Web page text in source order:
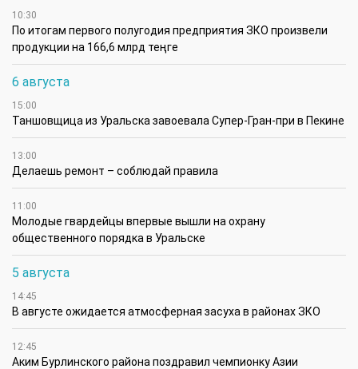
10:30
По итогам первого полугодия предприятия ЗКО произвели
продукции на 166,6 млрд теңге
6 августа
15:00
Таншовщица из Уральска завоевала Супер-Гран-при в Пекине
13:00
Делаешь ремонт – соблюдай правила
11:00
Молодые гвардейцы впервые вышли на охрану
общественного порядка в Уральске
5 августа
14:45
В августе ожидается атмосферная засуха в районах ЗКО
12:45
Аким Бурлинского района поздравил чемпионку Азии